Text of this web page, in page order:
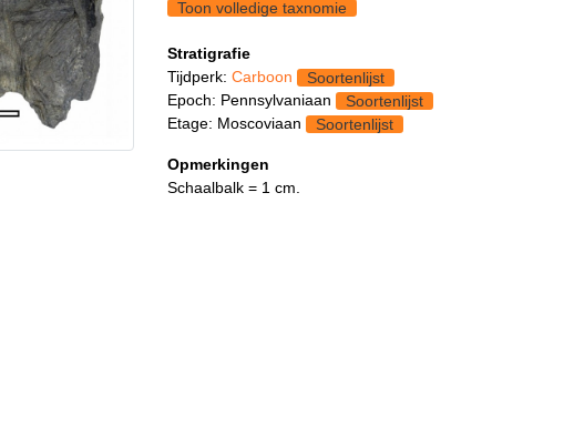
Toon volledige taxnomie
Stratigrafie
Tijdperk: Carboon
Soortenlijst
Epoch: Pennsylvaniaan
Soortenlijst
Etage: Moscoviaan
Soortenlijst
Opmerkingen
Schaalbalk = 1 cm.